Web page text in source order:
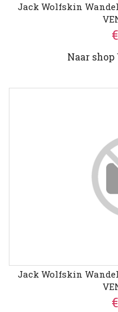
Jack Wolfskin
Naar shop
Jack Wolfskin